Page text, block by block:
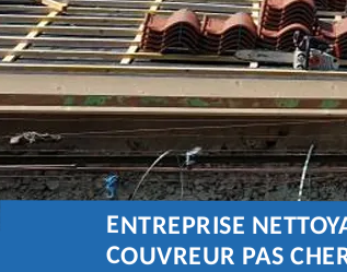
ENTREPRISE
COUVREUR PAS